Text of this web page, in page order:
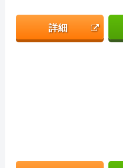
詳細